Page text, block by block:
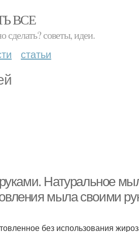
ВСЕ
сделать? советы, идеи.
статьи
Натуральное
мыла своими
без использования